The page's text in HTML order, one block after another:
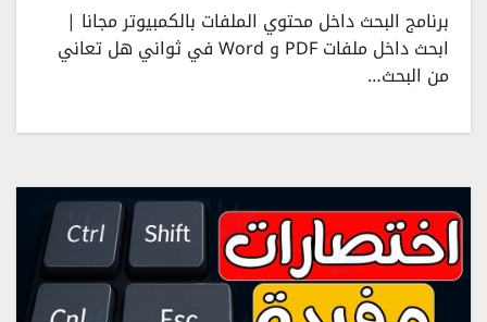
برنامج البحث داخل محتوي الملفات بالكمبيوتر مجانا |
ابحث داخل ملفات PDF و Word في ثواني هل تعاني
من البحث…